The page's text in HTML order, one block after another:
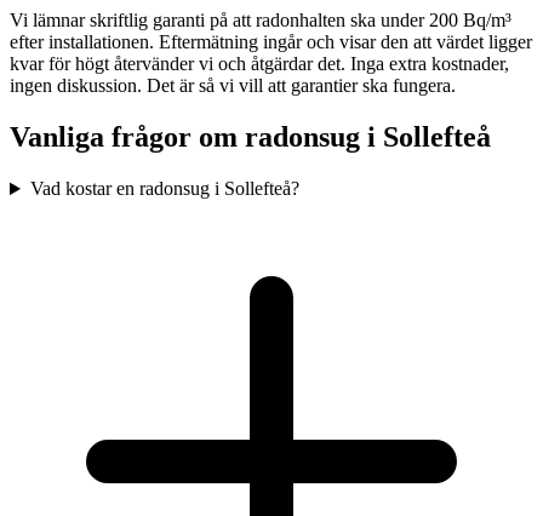
Vi lämnar skriftlig garanti på att radonhalten ska under 200 Bq/m³
efter installationen. Eftermätning ingår och visar den att värdet ligger
kvar för högt återvänder vi och åtgärdar det. Inga extra kostnader,
ingen diskussion. Det är så vi vill att garantier ska fungera.
Vanliga frågor om radonsug i Sollefteå
Vad kostar en radonsug i Sollefteå?